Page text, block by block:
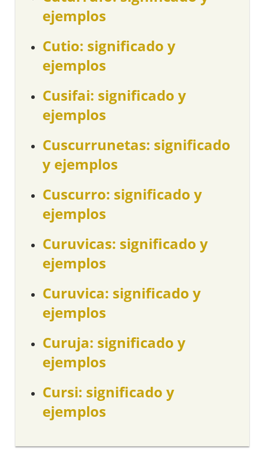
ejemplos
Cutio: significado y
ejemplos
Cusifai: significado y
ejemplos
Cuscurrunetas: significado
y ejemplos
Cuscurro: significado y
ejemplos
Curuvicas: significado y
ejemplos
Curuvica: significado y
ejemplos
Curuja: significado y
ejemplos
Cursi: significado y
ejemplos